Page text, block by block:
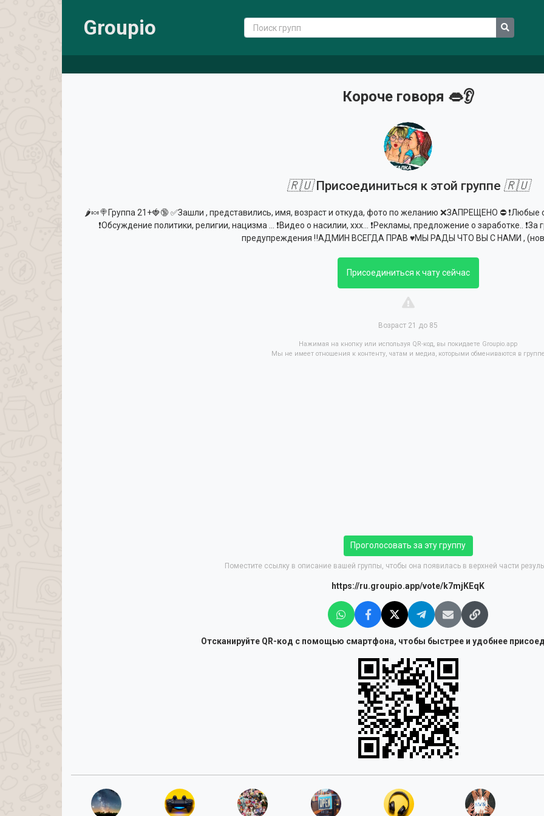
Groupio
Короче говоря 👄👂
🇷🇺Присоединиться к этой группе 🇷🇺
🌶🍬🍭Группа 21+🍓🔞 ✅Зашли , представились, имя, возраст и откуда, фото по желанию ❌ЗАПРЕЩЕНО ⛔️ ❗️Любые
❗️Обсуждение политики, религии, нацизма ... ❗️Видео о насилии, xxx... ❗️Рекламы, предложение о заработке..
предупреждения ‼️АДМИН ВСЕГДА ПРАВ ♥️МЫ РАДЫ ЧТО ВЫ С НАМИ ,
Присоединиться к чату сейчас
Возраст 21 до 85
Нажимая на кнопку или используя QR-код, вы покидаете Groupio.app
Мы не имеет отношения к контенту, чатам и медиа, которыми обмениваются в
Проголосовать за эту группу
Поместите ссылку в описание вашей группы, чтобы она появилась в верхней части
https://ru.groupio.app/vote/k7mjKEqK
Отсканируйте QR-код с помощью смартфона, чтобы быстрее и удобнее